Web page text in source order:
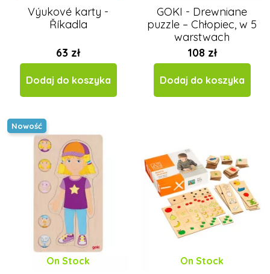
Výukové karty -
Říkadla
63 zł
Dodaj do koszyka
GOKI - Drewniane
puzzle – Chłopiec, w 5
warstwach
108 zł
Dodaj do koszyka
Nowość
On Stock On Stock